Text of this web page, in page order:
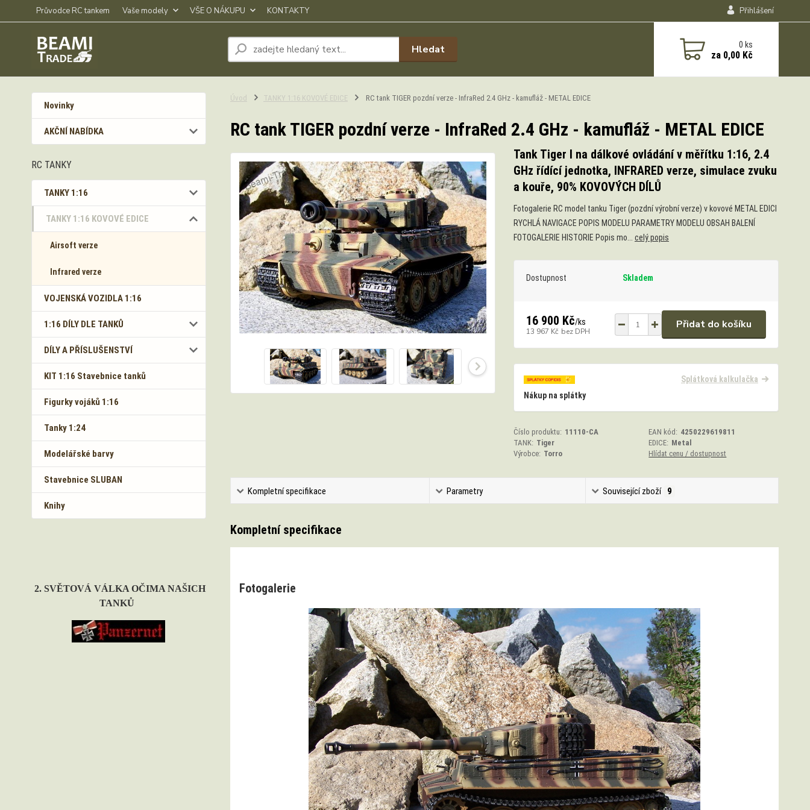
Průvodce RC tankem Vaše modely VŠE O NÁKUPU KONTAKTY Přihlášení
Hledat 0ks
za 0,00 Kč
Novinky
AKČNÍ NABÍDKA
RC TANKY
TANKY 1:16
TANKY 1:16 KOVOVÉ EDICE
Airsoft verze
Infrared verze
VOJENSKÁ VOZIDLA 1:16
1:16 DÍLY DLE TANKŮ
DÍLY A PŘÍSLUŠENSTVÍ
KIT 1:16 Stavebnice tanků
Figurky vojáků 1:16
Tanky 1:24
Modelářské barvy
Stavebnice SLUBAN
Knihy
2. SVĚTOVÁ VÁLKA OČIMA NAŠICH
TANKŮ
Úvod TANKY 1:16 KOVOVÉ EDICE RC tank TIGER pozdní verze - InfraRed 2.4 GHz - kamufláž - METAL EDICE
RC tank TIGER pozdní verze - InfraRed 2.4 GHz - kamufláž - METAL EDICE
Tank Tiger I na dálkové ovládání v měřítku 1:16, 2.4
GHz řídící jednotka, INFRARED verze, simulace zvuku
a kouře, 90% KOVOVÝCH DÍLŮ
Fotogalerie RC model tanku Tiger (pozdní výrobní verze) v kovové METAL EDICI
RYCHLÁ NAVIGACE POPIS MODELU PARAMETRY MODELU OBSAH BALENÍ
FOTOGALERIE HISTORIE Popis mo... celý popis
Dostupnost Skladem
16 900 Kč/ks
13 967 Kč bez DPH
Přidat do košíku
Splátková kalkulačka
Nákup na splátky
Číslo produktu: 11110-CA EAN kód: 4250229619811
TANK: Tiger EDICE: Metal
Výrobce: Torro Hlídat cenu / dostupnost
Kompletní specifikace Parametry Související zboží 9
Kompletní specifikace
Fotogalerie